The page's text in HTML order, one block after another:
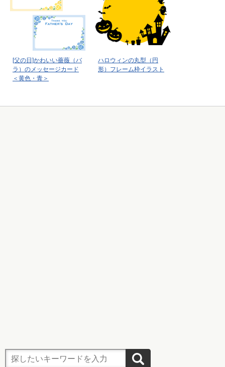
[父の日]かわいい薔薇（バ
ラ）のメッセージカード
＜黄色・青＞
ハロウィンの丸型（円
形）フレーム枠イラスト